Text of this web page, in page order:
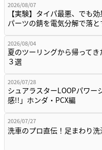
2026/08/07
【実験】タイパ最悪、でも
パーツの錆を電気分解で落
2026/08/04
夏のツーリングから帰って
３選
2026/07/28
シュアラスターLOOPパワー
感!!」ホンダ・PCX編
2026/07/27
洗車のプロ直伝！足まわり